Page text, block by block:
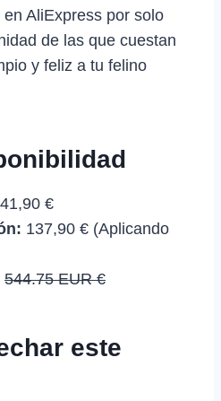
AliExpress por solo
de las que cuestan
y feliz a tu felino
€
137,90 € (Aplicando
544.75 EUR €
este